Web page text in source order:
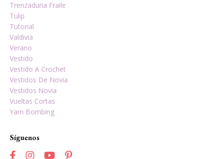
Trenzaduria Fraile
Tulip
Tutorial
Valdivia
Verano
Vestido
Vestido A Crochet
Vestidos De Novia
Vestidos Novia
Vueltas Cortas
Yarn Bombing
Síguenos